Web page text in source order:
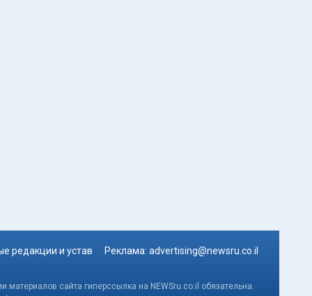
редакции и устав Реклама: advertising@newsru.co.il
сайта гиперссылка на NEWSru.co.il обязательна.